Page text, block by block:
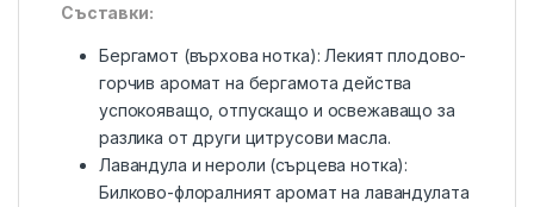
Съставки:
Бергамот (върхова нотка): Лекият плодово-
горчив аромат на бергамота действа
успокояващо, отпускащо и освежаващо за
разлика от други цитрусови масла.
Лавандула и нероли (сърцева нотка):
Билково-флоралният аромат на лавандулата